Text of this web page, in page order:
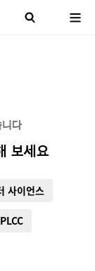
다
보세요
사이언스